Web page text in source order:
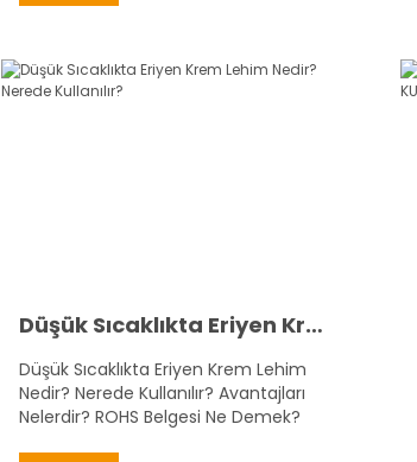
Düşük Sıcaklıkta Eriyen Krem Lehim Nedir? Nerede Kullanılır?
Düşük Sıcaklıkta Eriyen Krem Lehim
Nedir? Nerede Kullanılır? Avantajları
Nelerdir? ROHS Belgesi Ne Demek?